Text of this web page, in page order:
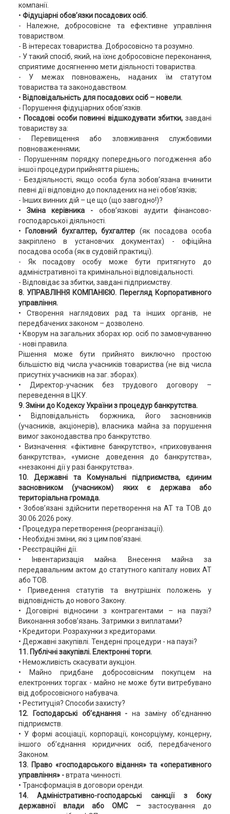
компанії.
• Фідуціарні обов’язки посадових осіб.
- Належне, добросовісне та ефективне управління
товариством.
- В інтересах товариства. Добросовісно та розумно.
- У такий спосіб, який, на їхнє добросовісне переконання,
сприятиме досягненню мети діяльності товариства.
- У межах повноважень, наданих їм статутом
товариства та законодавством.
• Відповідальність для посадових осіб – новели.
- Порушення фідуціарних обов’язків.
• Посадові особи повинні відшкодувати збитки, завдані
товариству за:
- Перевищення або зловживання службовими
повноваженнями;
- Порушенням порядку попереднього погодження або
іншої процедури прийняття рішень;
- Бездіяльності, якщо особа була зобов’язана вчинити
певні дії відповідно до покладених на неї обов’язків;
- Інших винних дій – це що (що завгодно!)?
•Зміна керівника - обовʼязкові аудити фінансово-
господарської діяльності.
• Головний бухгалтер, бухгалтер (як посадова особа
закріплено в установчих документах) - офіційна
посадова особа (як в судовій практиці).
- Як посадову особу може бути притягнуто до
адміністративної та кримінальної відповідальності.
- Відповідає за збитки, завдані підприємству.
8. УПРАВЛІННЯ КОМПАНІЄЮ. Перегляд Корпоративного
управління.
• Створення наглядових рад та інших органів, не
передбачених законом – дозволено.
• Кворум на загальних зборах юр. осіб по замовчуванню
- нові правила.
Рішення може бути прийнято виключно простою
більшістю від числа учасників товариства (не від числа
присутніх учасників на заг. зборах).
• Директор-учасник без трудового договору –
переведення в ЦКУ.
9. Зміни до Кодексу України з процедур банкрутства.
• Відповідальність боржника, його засновників
(учасників, акціонерів), власника майна за порушення
вимог законодавства про банкрутство.
• Визначення: «фіктивне банкрутство», «приховування
банкрутства», «умисне доведення до банкрутства»,
«незаконні дії у разі банкрутства».
10. Державні та Комунальні підприємства, єдиним
засновником (учасником) яких є держава або
територіальна громада.
• Зобов’язані здійснити перетворення на АТ та ТОВ до
30.06.2026 року.
• Процедура перетворення (реорганізації).
• Необхідні зміни, які з цим пов’язані.
• Реєстраційні дії.
• Інвентаризація майна. Внесення майна за
передавальним актом до статутного капіталу нових АТ
або ТОВ.
• Приведення статутів та внутрішніх положень у
відповідність до нового Закону.
• Договірні відносини з контрагентами – на паузі?
Виконання зобов’язань. Затримки з виплатами?
• Кредитори. Розрахунки з кредиторами.
• Державні закупівлі. Тендерні процедури - на паузі?
11. Публічні закупівлі. Електронні торги.
• Неможливість скасувати аукціон.
• Майно придбане добросовісним покупцем на
електронних торгах - майно не може бути витребувано
від добросовісного набувача.
• Реституція? Способи захисту?
12. Господарські об’єднання - на заміну об’єднанню
підприємств.
• У формі асоціації, корпорації, консорціуму, концерну,
іншого об’єднання юридичних осіб, передбаченого
Законом.
13. Право «господарського відання» та «оперативного
управління» -втрата чинності.
• Трансформація в договори оренди.
14. Адміністративно-господарські санкції з боку
державної влади або ОМС – застосування до